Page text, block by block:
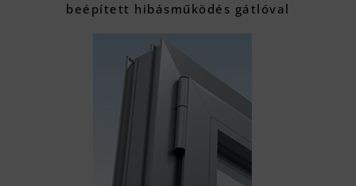
beépített hibásműködés gátlóval